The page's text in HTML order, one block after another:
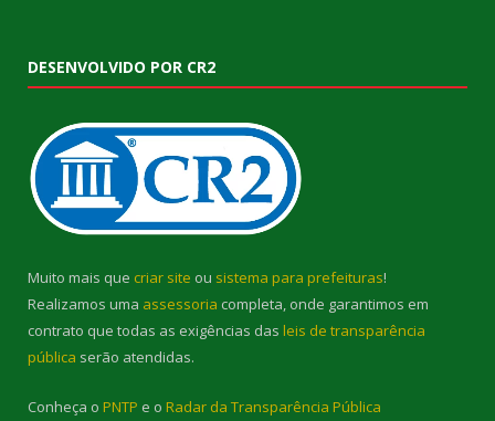
DESENVOLVIDO POR CR2
Muito mais que criar site ou sistema para prefeituras!
Realizamos uma assessoria completa, onde garantimos em
contrato que todas as exigências das leis de transparência
pública serão atendidas.
Conheça o PNTP e o Radar da Transparência Pública